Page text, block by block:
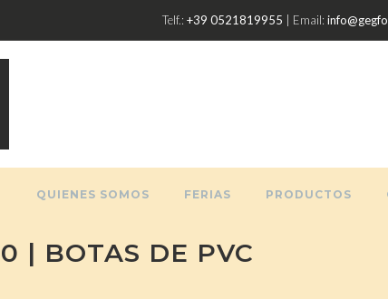
Telf.: +39 0521819955 | Email:
QUIENES SOMOS FERIAS PRODUCTOS
| BOTAS DE PVC